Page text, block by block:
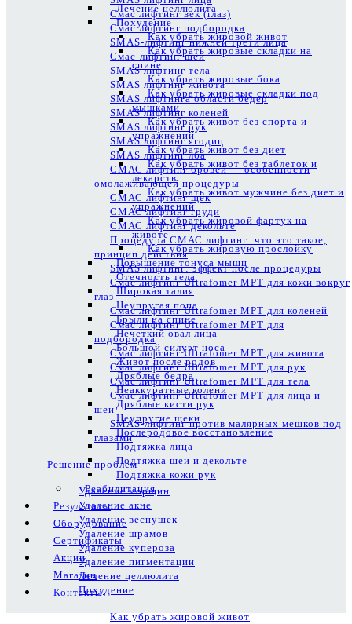
Смас лифтинг век (глаз)
Смас лифтинг подбородка
SMAS-лифтинг нижней трети лица
Смас-лифтинг шеи
SMAS лифтинг тела
SMAS лифтинг живота
SMAS лифтинга области бедер
SMAS лифтинг коленей
SMAS лифтинг рук
SMAS лифтинг ягодиц
SMAS лифтинг лба
СМАС лифтинг бровей — особенности
омолаживающей процедуры
СМАС лифтинг щек
СМАС лифтинг груди
СМАС лифтинг декольте
Процедура СМАС лифтинг: что это такое,
принцип действия
SMAS лифтинг: эффект после процедуры
Смас лифтинг Ultrafomer MPT для кожи вокруг
глаз
Смас лифтинг Ultrafomer MPT для коленей
Смас лифтинг Ultrafomer MPT для
подбородка
Смас лифтинг Ultrafomer MPT для живота
Смас лифтинг Ultrafomer MPT для рук
Смас лифтинг Ultrafomer MPT для тела
Смас лифтинг Ultrafomer MPT для лица и
шеи
SMAS-лифтинг против малярных мешков под
глазами
Решение проблем
Удаление морщин
Удаление акне
Удаление веснушек
Удаление шрамов
Удаление купероза
Удаление пигментации
Лечение целлюлита
Похудение
Как убрать жировой живот
Лечение целлюлита
Похудение
Как убрать жировой живот
Как убрать жировые складки на
спине
Как убрать жировые бока
Как убрать жировые складки под
мышками
Как убрать живот без спорта и
упражнений
Как убрать живот без диет
Как убрать живот без таблеток и
лекарств
Как убрать живот мужчине без диет и
упражнений
Как убрать жировой фартук на
животе
Как убрать жировую прослойку
Повышение тонуса мышц
Отечность тела
Широкая талия
Неупругая попа
Брыли на спине
Нечеткий овал лица
Большой силуэт носа
Живот после родов
Дряблые бедра
Неаккуратные колени
Дряблые кисти рук
Неупругие щеки
Послеродовое восстановление
Подтяжка лица
Подтяжка шеи и декольте
Подтяжка кожи рук
Реабилитация
Результаты
Оборудование
Сертификаты
Акции
Магазин
Контакты